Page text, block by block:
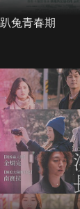
趴兔青春期